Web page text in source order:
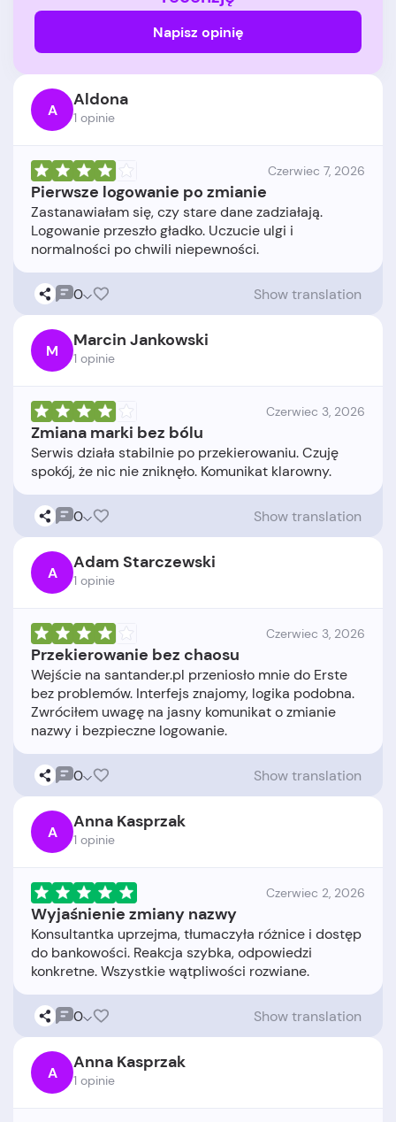
Napisz opinię
A Aldona
1 opinie
Czerwiec 7, 2026
Pierwsze logowanie po zmianie
Zastanawiałam się, czy stare dane zadziałają.
Logowanie przeszło gładko. Uczucie ulgi i
0 Show translation
M Marcin Jankowski
1 opinie
Czerwiec 3, 2026
Zmiana marki bez bólu
Serwis działa stabilnie po przekierowaniu. Czuję
0 Show translation
A Adam Starczewski
1 opinie
Czerwiec 3, 2026
Przekierowanie bez chaosu
Wejście na santander.pl przeniosło mnie do Erste
bez problemów. Interfejs znajomy, logika podobna.
Zwróciłem uwagę na jasny komunikat o zmianie
0 Show translation
A Anna Kasprzak
1 opinie
Czerwiec 2, 2026
Wyjaśnienie zmiany nazwy
Konsultantka uprzejma, tłumaczyła różnice i dostęp
do bankowości. Reakcja szybka, odpowiedzi
0 Show translation
A Anna Kasprzak
1 opinie